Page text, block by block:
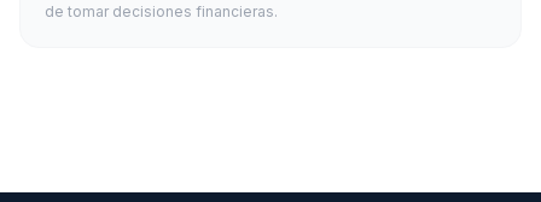
de tomar decisiones financieras.